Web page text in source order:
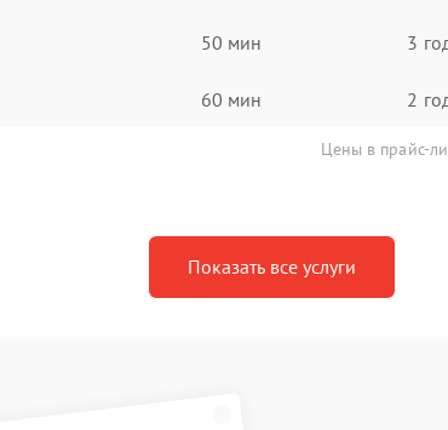
50 мин 3
60 мин 2
Цены в прайс-
Показать все услуги